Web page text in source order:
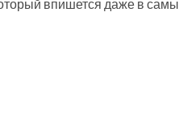
впишется даже в